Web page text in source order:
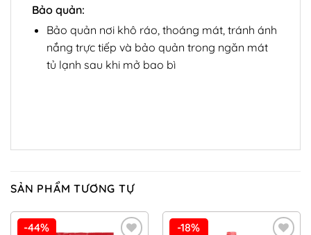
Bảo quản:
Bảo quản nơi khô ráo, thoáng mát, tránh ánh
nắng trực tiếp và bảo quản trong ngăn mát
tủ lạnh sau khi mở bao bì
SẢN PHẨM TƯƠNG TỰ
-44% -18%